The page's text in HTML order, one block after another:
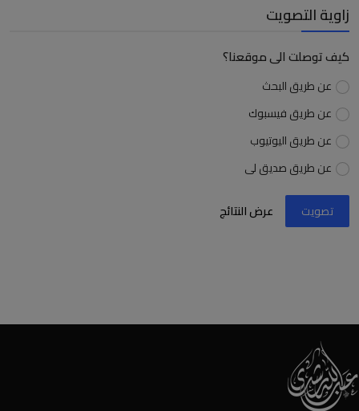
زاوية التصويت
كيف توصلت الى موقعنا؟
عن طريق البحث
عن طريق فيسبوك
عن طريق اليوتيوب
عن طريق صديق لى
تصويت عرض النتائج